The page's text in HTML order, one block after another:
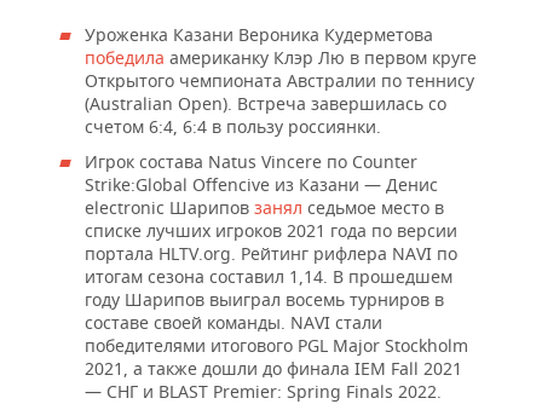
Уроженка Казани Вероника Кудерметова
победила американку Клэр Лю в первом круге
Открытого чемпионата Австралии по теннису
(Australian Open). Встреча завершилась со
счетом 6:4, 6:4 в пользу россиянки.
Игрок состава Natus Vincere по Counter
Strike:Global Offencive из Казани — Денис
electronic Шарипов занял седьмое место в
списке лучших игроков 2021 года по версии
портала HLTV.org. Рейтинг рифлера NAVI по
итогам сезона составил 1,14. В прошедшем
году Шарипов выиграл восемь турниров в
составе своей команды. NAVI стали
победителями итогового PGL Major Stockholm
2021, а также дошли до финала IEM Fall 2021
— СНГ и BLAST Premier: Spring Finals 2022.